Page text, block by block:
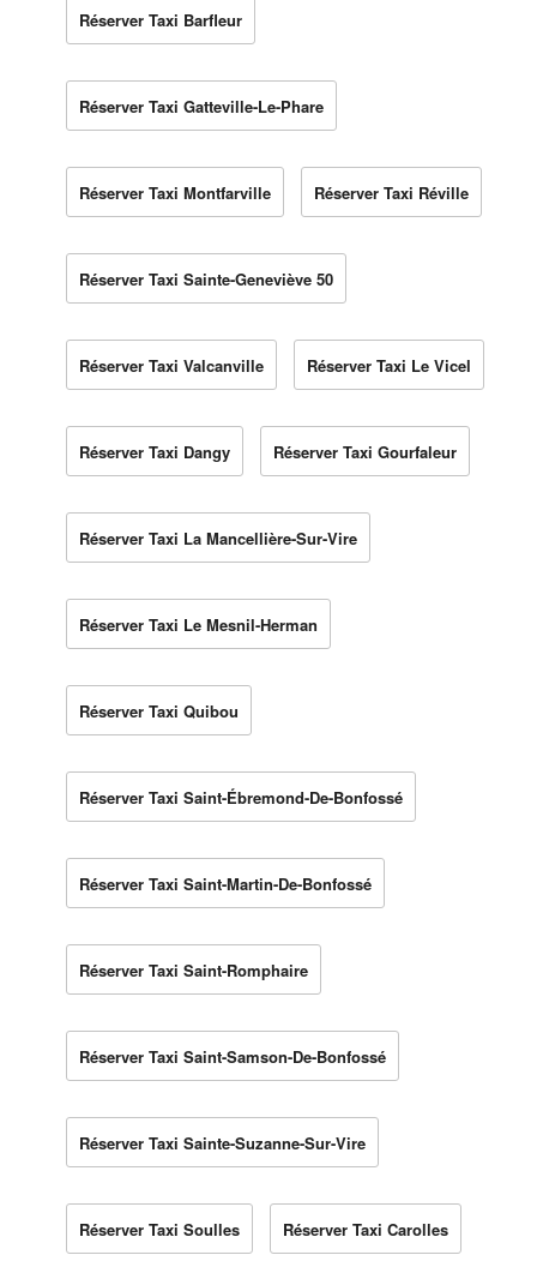
Réserver Taxi Barfleur
Réserver Taxi Gatteville-Le-Phare
Réserver Taxi Montfarville Réserver Taxi Réville
Réserver Taxi Sainte-Geneviève 50
Réserver Taxi Valcanville Réserver Taxi Le Vicel
Réserver Taxi Dangy Réserver Taxi Gourfaleur
Réserver Taxi La Mancellière-Sur-Vire
Réserver Taxi Le Mesnil-Herman
Réserver Taxi Quibou
Réserver Taxi Saint-Ébremond-De-Bonfossé
Réserver Taxi Saint-Martin-De-Bonfossé
Réserver Taxi Saint-Romphaire
Réserver Taxi Saint-Samson-De-Bonfossé
Réserver Taxi Sainte-Suzanne-Sur-Vire
Réserver Taxi Soulles Réserver Taxi Carolles